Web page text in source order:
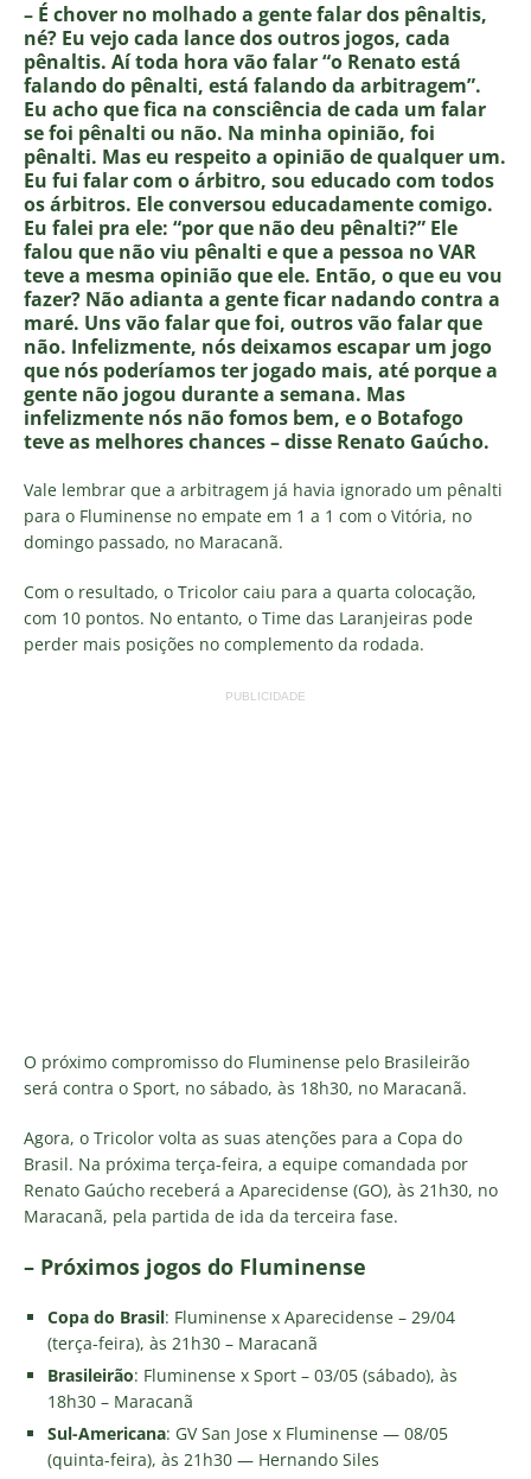
– É chover no molhado a gente falar dos pênaltis,
né? Eu vejo cada lance dos outros jogos, cada
pênaltis. Aí toda hora vão falar “o Renato está
falando do pênalti, está falando da arbitragem”.
Eu acho que fica na consciência de cada um falar
se foi pênalti ou não. Na minha opinião, foi
pênalti. Mas eu respeito a opinião de qualquer um.
Eu fui falar com o árbitro, sou educado com todos
os árbitros. Ele conversou educadamente comigo.
Eu falei pra ele: “por que não deu pênalti?” Ele
falou que não viu pênalti e que a pessoa no VAR
teve a mesma opinião que ele. Então, o que eu vou
fazer? Não adianta a gente ficar nadando contra a
maré. Uns vão falar que foi, outros vão falar que
não. Infelizmente, nós deixamos escapar um jogo
que nós poderíamos ter jogado mais, até porque a
gente não jogou durante a semana. Mas
infelizmente nós não fomos bem, e o Botafogo
teve as melhores chances – disse Renato Gaúcho.
Vale lembrar que a arbitragem já havia ignorado um pênalti
para o Fluminense no empate em 1 a 1 com o Vitória, no
domingo passado, no Maracanã.
Com o resultado, o Tricolor caiu para a quarta colocação,
com 10 pontos. No entanto, o Time das Laranjeiras pode
perder mais posições no complemento da rodada.
PUBLICIDADE
O próximo compromisso do Fluminense pelo Brasileirão
será contra o Sport, no sábado, às 18h30, no Maracanã.
Agora, o Tricolor volta as suas atenções para a Copa do
Brasil. Na próxima terça-feira, a equipe comandada por
Renato Gaúcho receberá a Aparecidense (GO), às 21h30, no
Maracanã, pela partida de ida da terceira fase.
– Próximos jogos do Fluminense
Copa do Brasil: Fluminense x Aparecidense – 29/04
(terça-feira), às 21h30 – Maracanã
Brasileirão: Fluminense x Sport – 03/05 (sábado), às
18h30 – Maracanã
Sul-Americana: GV San Jose x Fluminense — 08/05
(quinta-feira), às 21h30 — Hernando Siles